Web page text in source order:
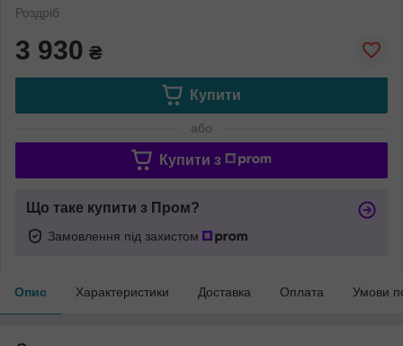
Роздріб
3 930 ₴
Купити
або
Купити з
Що таке купити з Пром?
Замовлення під захистом
Опис Характеристики Доставка Оплата Умови